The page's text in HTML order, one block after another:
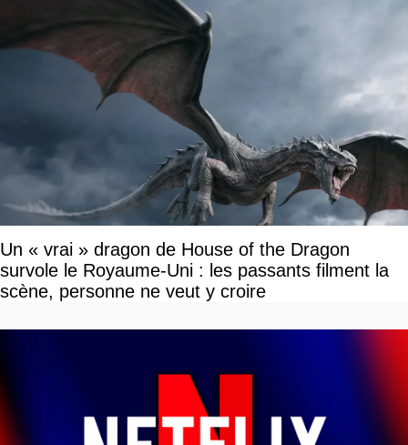
Un « vrai » dragon de House of the Dragon
survole le Royaume-Uni : les passants filment la
scène, personne ne veut y croire